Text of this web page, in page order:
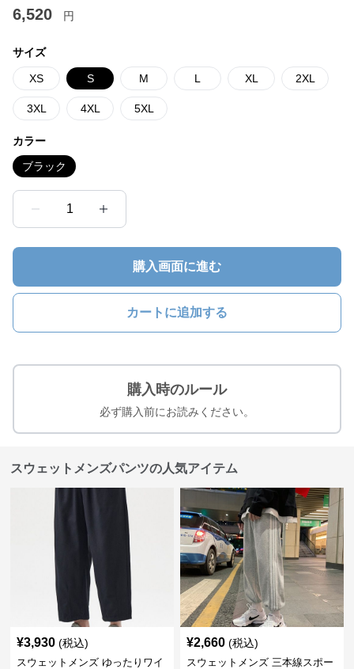
6,520 円
サイズ
XS S M L XL 2XL
3XL 4XL 5XL
カラー
ブラック
1
購入画面に進む
カートに追加する
購入時のルール
必ず購入前にお読みください。
スウェットメンズパンツの人気アイテム
¥3,930 (税込)
スウェットメンズ ゆったりワイ
¥2,660 (税込)
スウェットメンズ 三本線スポー